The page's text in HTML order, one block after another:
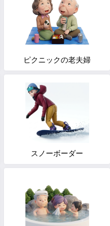
ピクニックの老夫婦
スノーボーダー